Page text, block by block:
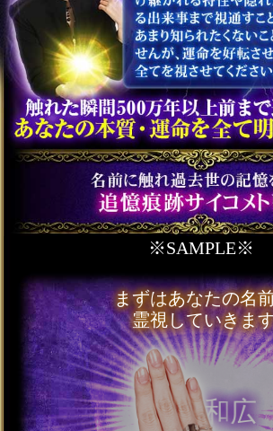
顔/名前/喋り方【あなたの
生涯伴侶を鮮明霊視】結
婚運命22項◆入籍日
会員価格2,420円(税込)
通常価格2,750円(税込)
徹底追跡※あなたの運命
の恋人【顔立ち/名前/歳】
特定霊視◆きっかけ
会員価格1,870円(税込)
通常価格2,090円(税込)
※SAMPLE※